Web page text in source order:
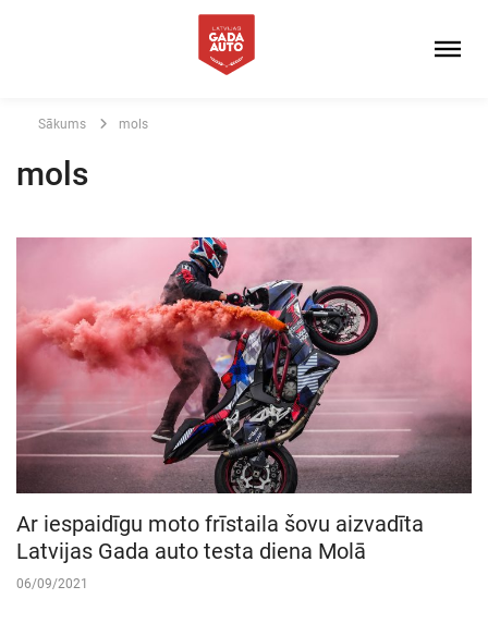
Sākums mols
mols
Ar iespaidīgu moto frīstaila šovu aizvadīta
Latvijas Gada auto testa diena Molā
06/09/2021